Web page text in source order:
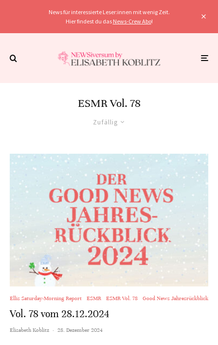
News für interessierte Leser:innen mit wenig Zeit.
Hier findest du das News-Crew Abo!
ESMR Vol. 78
Zufällig
Ellis Saturday-Morning Report ESMR ESMR Vol. 78 Good News Jahresrückblick
Vol. 78 vom 28.12.2024
Elisabeth Koblitz · 28. Dezember 2024